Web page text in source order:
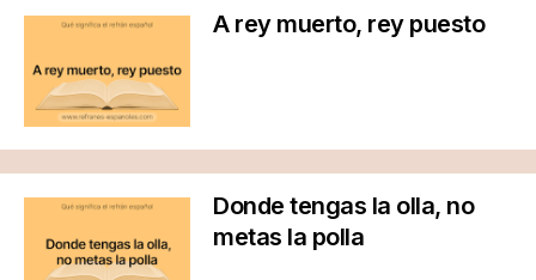
A rey muerto, rey puesto
Donde tengas la olla, no
metas la polla